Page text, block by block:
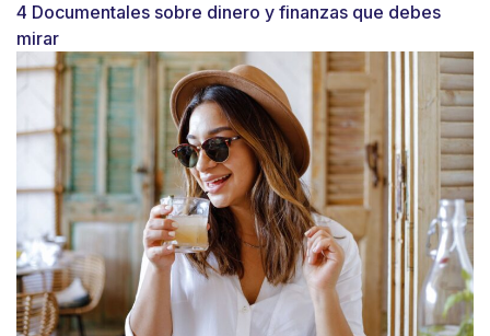
4 Documentales sobre dinero y finanzas que debes
mirar